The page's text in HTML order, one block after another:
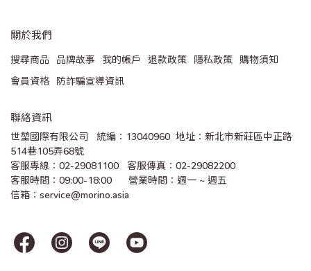
關於我們
搜尋商品 品牌故事 我的帳戶 退款政策 隱私政策
購物須知
會員資格
防詐騙宣導資訊
聯絡資訊
世堃國際有限公司   統編：13040960  地址：新北市新莊區中正路
514巷105弄68號
客服專線：02-29081100   客服傳真：02-29082200
客服時間：09:00-18:00      營業時間：週一 ~ 週五
信箱：service@morino.asia